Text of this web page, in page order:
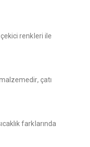
renkleri ile
çatı
farklarında